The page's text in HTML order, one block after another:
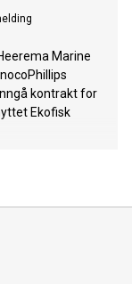
Marine
kontrakt for
Ekofisk